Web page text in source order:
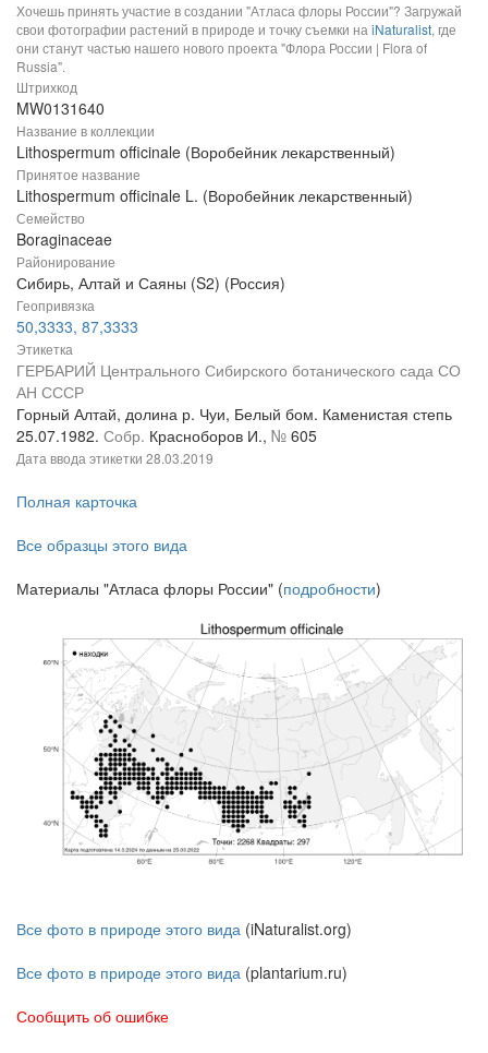
Хочешь принять участие в создании "Атласа флоры России"? Загружай
свои фотографии растений в природе и точку съемки на iNaturalist, где
они станут частью нашего нового проекта "Флора России | Flora of
Russia".
Штрихкод
MW0131640
Название в коллекции
Lithospermum officinale (Воробейник лекарственный)
Принятое название
Lithospermum officinale L. (Воробейник лекарственный)
Семейство
Boraginaceae
Районирование
Сибирь, Алтай и Саяны (S2) (Россия)
Геопривязка
50,3333, 87,3333
Этикетка
ГЕРБАРИЙ Центрального Сибирского ботанического сада СО
АН СССР
Горный Алтай, долина р. Чуи, Белый бом. Каменистая степь
25.07.1982. Собр. Красноборов И., № 605
Дата ввода этикетки 28.03.2019
Полная карточка
Все образцы этого вида
Материалы "Атласа флоры России" (подробности)
Все фото в природе этого вида (iNaturalist.org)
Все фото в природе этого вида (plantarium.ru)
Сообщить об ошибке